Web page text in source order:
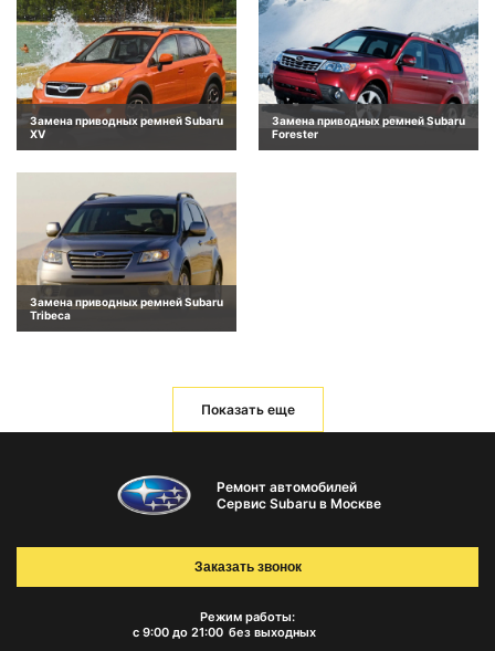
Замена приводных ремней Subaru
XV
Замена приводных ремней Subaru
Forester
Замена приводных ремней Subaru
Tribeca
Показать еще
Ремонт автомобилей
Сервис Subaru в Москве
Режим работы:
с 9:00 до 21:00 без выходных
Заказать звонок